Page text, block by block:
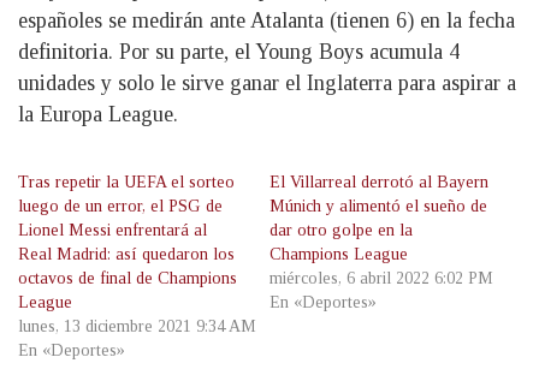
españoles se medirán ante Atalanta (tienen 6) en la fecha
definitoria. Por su parte, el Young Boys acumula 4
unidades y solo le sirve ganar el Inglaterra para aspirar a
la Europa League.
Tras repetir la UEFA el sorteo
luego de un error, el PSG de
Lionel Messi enfrentará al
Real Madrid: así quedaron los
octavos de final de Champions
League
lunes, 13 diciembre 2021 9:34 AM
En «Deportes»
El Villarreal derrotó al Bayern
Múnich y alimentó el sueño de
dar otro golpe en la
Champions League
miércoles, 6 abril 2022 6:02 PM
En «Deportes»